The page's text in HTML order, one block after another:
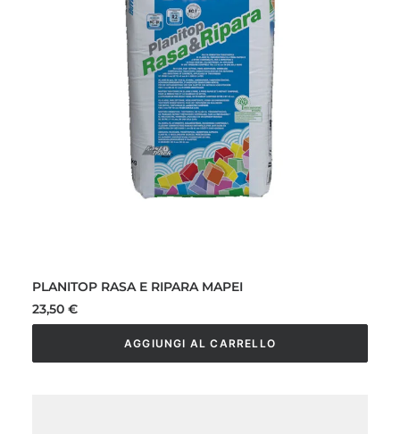
PLANITOP RASA E RIPARA MAPEI
23,50 €
AGGIUNGI AL CARRELLO